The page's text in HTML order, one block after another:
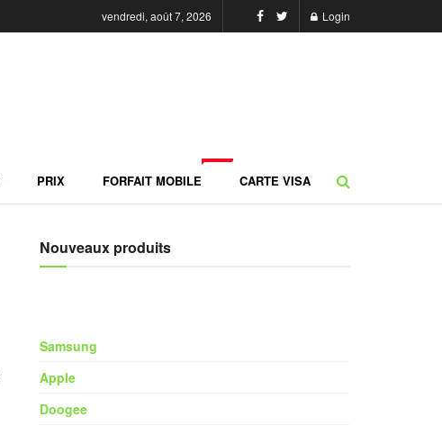
vendredi, août 7, 2026 Login
PRIX FORFAIT MOBILE CARTE VISA
Nouveaux produits
Samsung
Apple
Doogee